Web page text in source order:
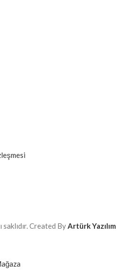
saklıdır. Created By Artürk Yazılım